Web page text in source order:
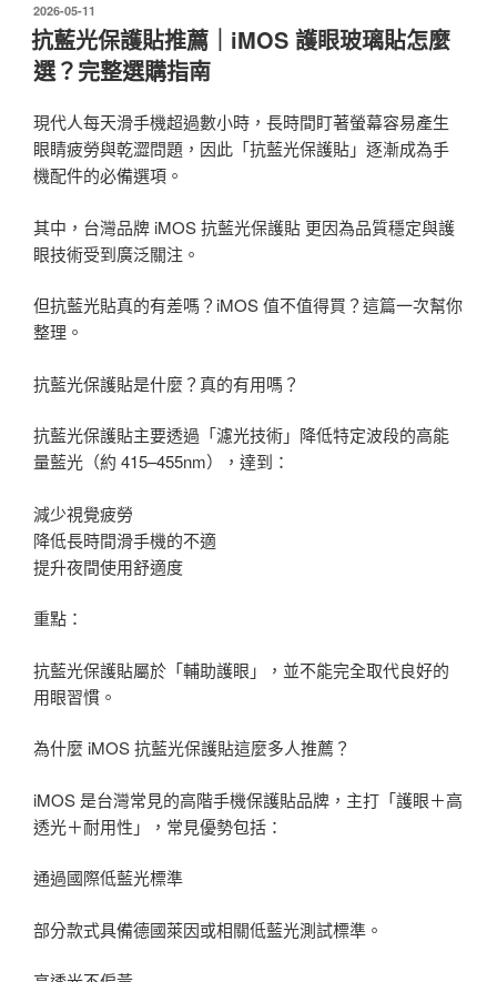
發
佈
於
2026-05-11
抗藍光保護貼推薦｜iMOS 護眼玻璃貼怎麼
選？完整選購指南
現代人每天滑手機超過數小時，長時間盯著螢幕容易產生
眼睛疲勞與乾澀問題，因此「抗藍光保護貼」逐漸成為手
機配件的必備選項。
其中，台灣品牌 iMOS 抗藍光保護貼 更因為品質穩定與護
眼技術受到廣泛關注。
但抗藍光貼真的有差嗎？iMOS 值不值得買？這篇一次幫你
整理。
抗藍光保護貼是什麼？真的有用嗎？
抗藍光保護貼主要透過「濾光技術」降低特定波段的高能
量藍光（約 415–455nm），達到：
減少視覺疲勞
降低長時間滑手機的不適
提升夜間使用舒適度
重點：
抗藍光保護貼屬於「輔助護眼」，並不能完全取代良好的
用眼習慣。
為什麼 iMOS 抗藍光保護貼這麼多人推薦？
iMOS 是台灣常見的高階手機保護貼品牌，主打「護眼＋高
透光＋耐用性」，常見優勢包括：
通過國際低藍光標準
部分款式具備德國萊因或相關低藍光測試標準。